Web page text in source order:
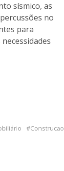
sísmico, as
no
para
Construcao